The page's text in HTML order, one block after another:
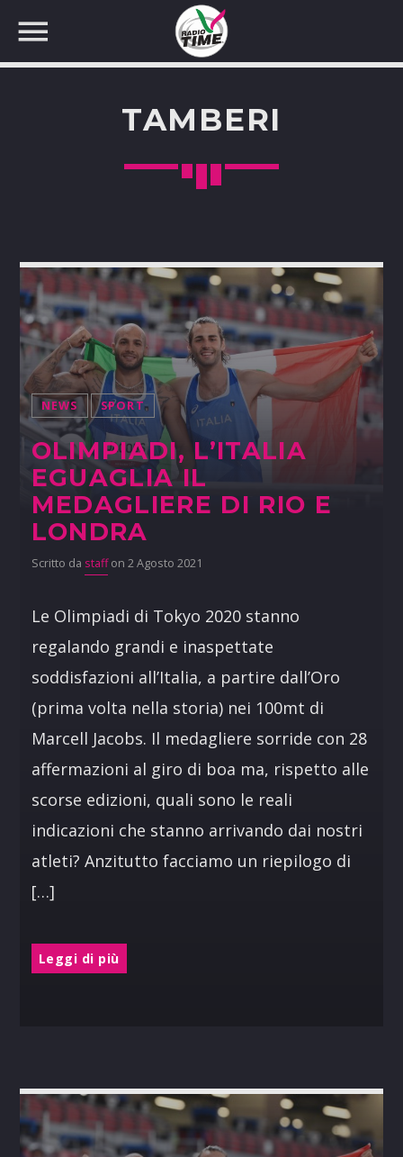
TAMBERI
NEWS SPORT
OLIMPIADI, L’ITALIA
EGUAGLIA IL
MEDAGLIERE DI RIO E
LONDRA
Scritto da staffon 2 Agosto 2021
Le Olimpiadi di Tokyo 2020 stanno
regalando grandi e inaspettate
soddisfazioni all’Italia, a partire dall’Oro
(prima volta nella storia) nei 100mt di
Marcell Jacobs. Il medagliere sorride con 28
affermazioni al giro di boa ma, rispetto alle
scorse edizioni, quali sono le reali
indicazioni che stanno arrivando dai nostri
atleti? Anzitutto facciamo un riepilogo di
[…]
Leggi di più